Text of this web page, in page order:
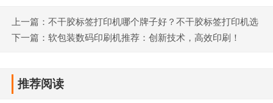
上一篇：不干胶标签打印机哪个牌子好？不干胶标签打印机选
购指南
下一篇：软包装数码印刷机推荐：创新技术，高效印刷！
推荐阅读